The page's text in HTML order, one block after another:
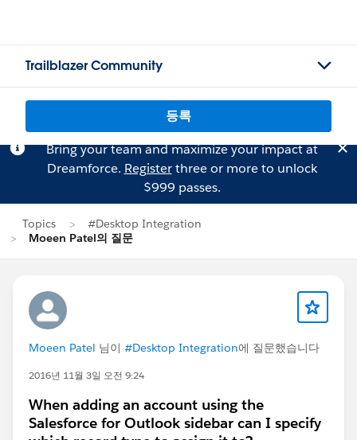
Trailblazer Community
등록
Bring your team and maximize your impact at
Dreamforce. Registerthree or more to unlock
$999 passes.
Topics
#Desktop Integration
Moeen Patel의 질문
Moeen Patel 님이 #Desktop Integration에 질문했습니다
2016년 11월 3일 오전 9:24
When adding an account using the
Salesforce for Outlook sidebar can I specify